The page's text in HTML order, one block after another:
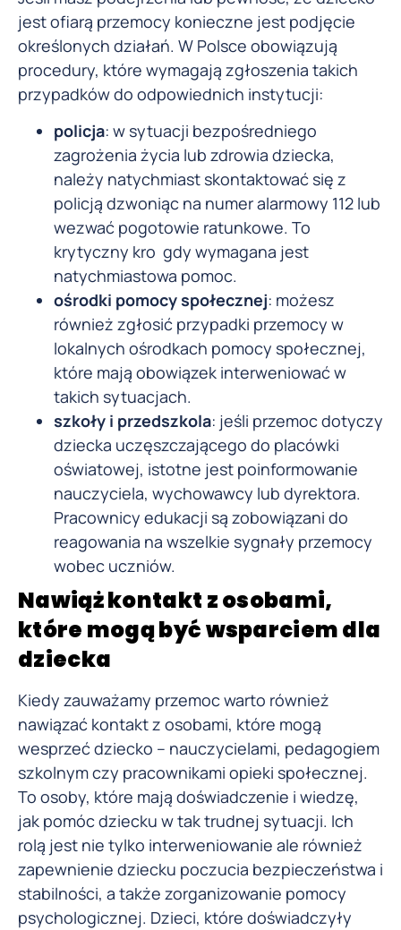
jest ofiarą przemocy konieczne jest podjęcie
określonych działań. W Polsce obowiązują
procedury, które wymagają zgłoszenia takich
przypadków do odpowiednich instytucji:
policja: w sytuacji bezpośredniego
zagrożenia życia lub zdrowia dziecka,
należy natychmiast skontaktować się z
policją dzwoniąc na numer alarmowy 112 lub
wezwać pogotowie ratunkowe. To
krytyczny kro gdy wymagana jest
natychmiastowa pomoc.
ośrodki pomocy społecznej: możesz
również zgłosić przypadki przemocy w
lokalnych ośrodkach pomocy społecznej,
które mają obowiązek interweniować w
takich sytuacjach.
szkoły i przedszkola: jeśli przemoc dotyczy
dziecka uczęszczającego do placówki
oświatowej, istotne jest poinformowanie
nauczyciela, wychowawcy lub dyrektora.
Pracownicy edukacji są zobowiązani do
reagowania na wszelkie sygnały przemocy
wobec uczniów.
Nawiąż kontakt z osobami,
które mogą być wsparciem dla
dziecka
Kiedy zauważamy przemoc warto również
nawiązać kontakt z osobami, które mogą
wesprzeć dziecko – nauczycielami, pedagogiem
szkolnym czy pracownikami opieki społecznej.
To osoby, które mają doświadczenie i wiedzę,
jak pomóc dziecku w tak trudnej sytuacji. Ich
rolą jest nie tylko interweniowanie ale również
zapewnienie dziecku poczucia bezpieczeństwa i
stabilności, a także zorganizowanie pomocy
psychologicznej. Dzieci, które doświadczyły